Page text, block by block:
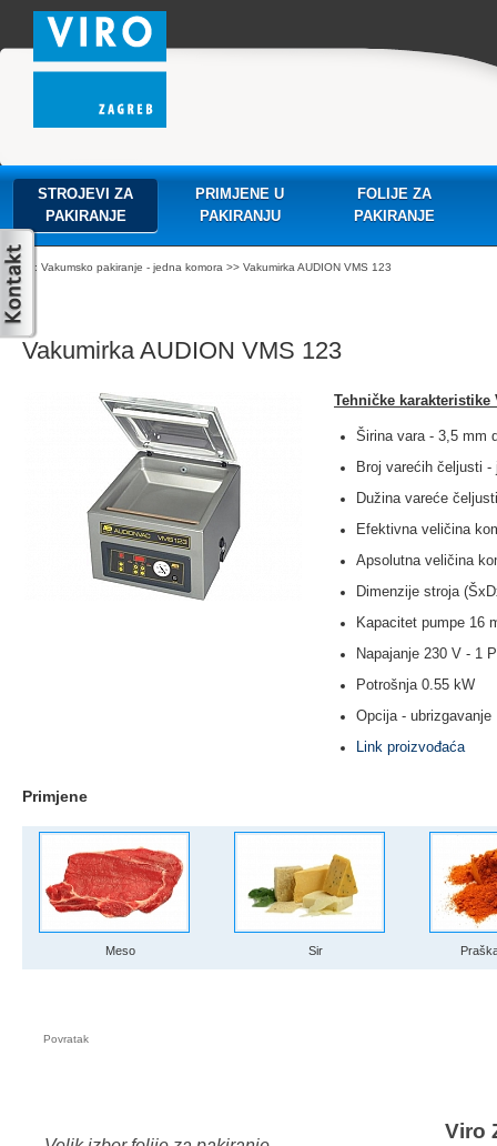
STROJEVI ZA
PAKIRANJE
PRIMJENE U
PAKIRANJU
FOLIJE ZA
PAKIRANJE
: Vakumsko pakiranje - jedna komora >> Vakumirka AUDION VMS 123
Vakumirka AUDION VMS 123
Tehničke karakteristike
Širina vara - 3,5 mm
Broj varećih čeljusti
Dužina vareće
Efektivna veličina
Apsolutna veličina
Dimenzije stroja
Kapacitet pumpe 16
Napajanje 230 V - 1
Potrošnja 0.55 kW
Opcija -
Link proizvođaća
Primjene
Meso Sir
Povratak
Viro